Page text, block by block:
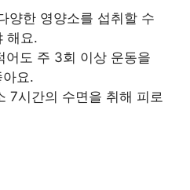
양한 영양소를 섭취할 수
해요.
어도 주 3회 이상 운동을
요.
7시간의 수면을 취해 피로